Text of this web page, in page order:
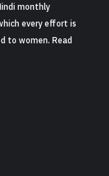
चाचाजी बेटे
मानेगा
भी जाते हैं.